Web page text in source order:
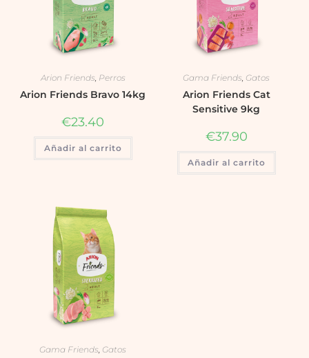
Arion Friends Perros
Arion Friends Bravo 14kg
€23.40
Añadir al carrito
Gama Friends Gatos
Arion Friends Cat
Sensitive 9kg
€37.90
Añadir al carrito
Gama Friends, Gatos